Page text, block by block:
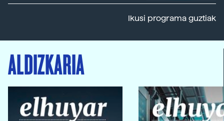
Ikusi programa guztiak
ALDIZKARIA